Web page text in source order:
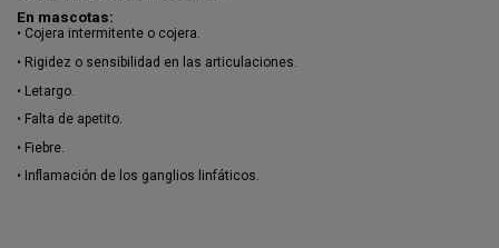
En mascotas:
• Cojera intermitente o cojera.
• Rigidez o sensibilidad en las articulaciones.
• Letargo.
• Falta de apetito.
• Fiebre.
• Inflamación de los ganglios linfáticos.